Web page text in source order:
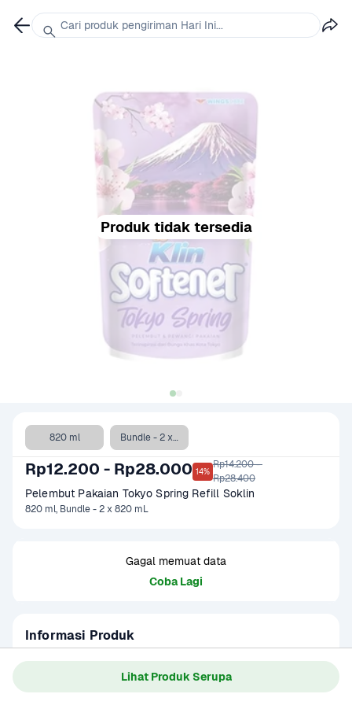
Lihat Produk Serupa
Produk tidak tersedia
820 ml Bundle - 2 x 820 mL
Rp12.200 - Rp28.000 14%
Rp14.200 -
Rp28.400
Pelembut Pakaian Tokyo Spring Refill Soklin
820 ml, Bundle - 2 x 820 mL
Gagal memuat data
Coba Lagi
Informasi Produk
Soklin Softener Tokyo Spring 820 ml
Perawatan Rumah
Cari produk pengiriman Hari Ini...